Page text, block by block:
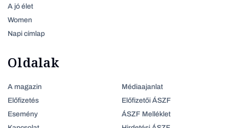
A jó élet
Women
Napi címlap
Oldalak
A magazin
Előfizetés
Esemény
Médiaajanlat
Előfizetői ÁSZF
ÁSZF Melléklet